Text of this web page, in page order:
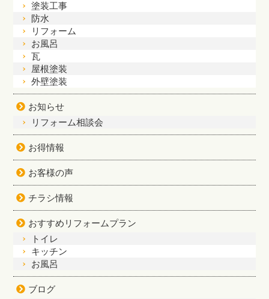
塗装工事
防水
リフォーム
お風呂
瓦
屋根塗装
外壁塗装
お知らせ
リフォーム相談会
お得情報
お客様の声
チラシ情報
おすすめリフォームプラン
トイレ
キッチン
お風呂
ブログ